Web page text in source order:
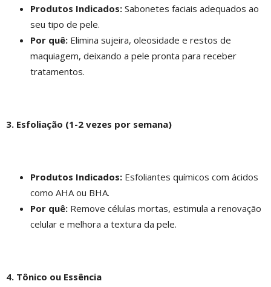
Produtos Indicados: Sabonetes faciais adequados ao
seu tipo de pele.
Por quê: Elimina sujeira, oleosidade e restos de
maquiagem, deixando a pele pronta para receber
tratamentos.
3. Esfoliação (1-2 vezes por semana)
Produtos Indicados: Esfoliantes químicos com ácidos
como AHA ou BHA.
Por quê: Remove células mortas, estimula a renovação
celular e melhora a textura da pele.
4. Tônico ou Essência